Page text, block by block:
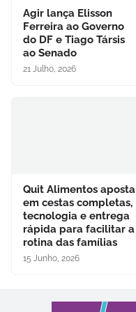
Agir lança Elisson
Ferreira ao Governo
do DF e Tiago Társis
ao Senado
21 Julho, 2026
Quit Alimentos aposta
em cestas completas,
tecnologia e entrega
rápida para facilitar a
rotina das famílias
15 Junho, 2026